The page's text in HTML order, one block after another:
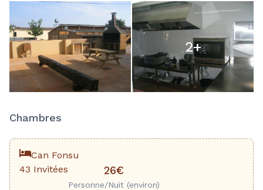
2+
Chambres
Can Fonsu
43 Invitées
26€
Personne/Nuit (environ)